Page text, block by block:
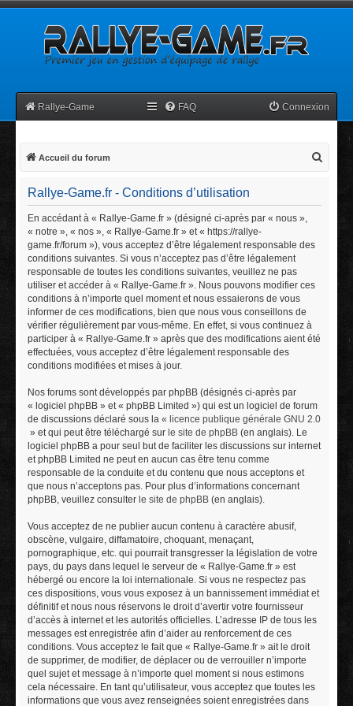
Rallye-Game FAQ Connexion
Accueil du forum
Rallye-Game.fr - Conditions d’utilisation
En accédant à « Rallye-Game.fr » (désigné ci-après par « nous »,
« notre », « nos », « Rallye-Game.fr » et « https://rallye-
game.fr/forum »), vous acceptez d’être légalement responsable des
conditions suivantes. Si vous n’acceptez pas d’être légalement
responsable de toutes les conditions suivantes, veuillez ne pas
utiliser et accéder à « Rallye-Game.fr ». Nous pouvons modifier ces
conditions à n’importe quel moment et nous essaierons de vous
informer de ces modifications, bien que nous vous conseillons de
vérifier régulièrement par vous-même. En effet, si vous continuez à
participer à « Rallye-Game.fr » après que des modifications aient été
effectuées, vous acceptez d’être légalement responsable des
conditions modifiées et mises à jour.
Nos forums sont développés par phpBB (désignés ci-après par
« logiciel phpBB » et « phpBB Limited ») qui est un logiciel de forum
de discussions déclaré sous la « licence publique générale GNU 2.0
» et qui peut être téléchargé sur le site de phpBB (en anglais). Le
logiciel phpBB a pour seul but de faciliter les discussions sur internet
et phpBB Limited ne peut en aucun cas être tenu comme
responsable de la conduite et du contenu que nous acceptons et
que nous n’acceptons pas. Pour plus d’informations concernant
phpBB, veuillez consulter le site de phpBB (en anglais).
Vous acceptez de ne publier aucun contenu à caractère abusif,
obscène, vulgaire, diffamatoire, choquant, menaçant,
pornographique, etc. qui pourrait transgresser la législation de votre
pays, du pays dans lequel le serveur de « Rallye-Game.fr » est
hébergé ou encore la loi internationale. Si vous ne respectez pas
ces dispositions, vous vous exposez à un bannissement immédiat et
définitif et nous nous réservons le droit d’avertir votre fournisseur
d’accès à internet et les autorités officielles. L’adresse IP de tous les
messages est enregistrée afin d’aider au renforcement de ces
conditions. Vous acceptez le fait que « Rallye-Game.fr » ait le droit
de supprimer, de modifier, de déplacer ou de verrouiller n’importe
quel sujet et message à n’importe quel moment si nous estimons
cela nécessaire. En tant qu’utilisateur, vous acceptez que toutes les
informations que vous avez renseignées soient enregistrées dans